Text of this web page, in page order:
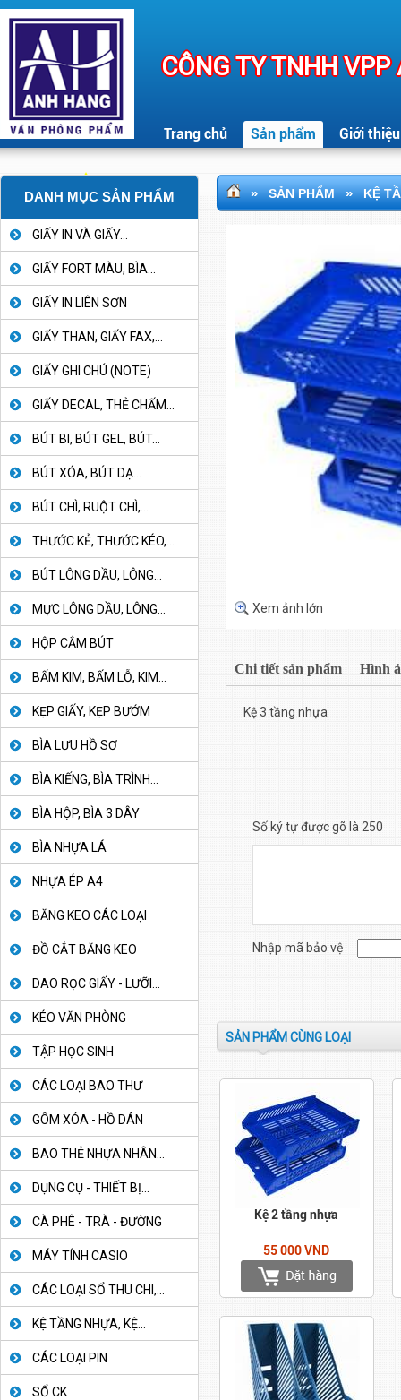
CÔNG TY TNHH
Trang chủ Sản phẩm Giới thiệu
DANH MỤC SẢN PHẨM
GIẤY IN VÀ GIẤY...
GIẤY FORT MÀU, BÌA...
GIẤY IN LIÊN SƠN
GIẤY THAN, GIẤY FAX,...
GIẤY GHI CHÚ (NOTE)
GIẤY DECAL, THẺ CHẤM...
BÚT BI, BÚT GEL, BÚT...
BÚT XÓA, BÚT DẠ...
BÚT CHÌ, RUỘT CHÌ,...
THƯỚC KẺ, THƯỚC KÉO,...
BÚT LÔNG DẦU, LÔNG...
MỰC LÔNG DẦU, LÔNG...
HỘP CẮM BÚT
BẤM KIM, BẤM LỖ, KIM...
KẸP GIẤY, KẸP BƯỚM
BÌA LƯU HỒ SƠ
BÌA KIẾNG, BÌA TRÌNH...
BÌA HỘP, BÌA 3 DÂY
BÌA NHỰA LÁ
NHỰA ÉP A4
BĂNG KEO CÁC LOẠI
ĐỒ CẮT BĂNG KEO
DAO RỌC GIẤY - LƯỠI...
KÉO VĂN PHÒNG
TẬP HỌC SINH
CÁC LOẠI BAO THƯ
GÔM XÓA - HỒ DÁN
BAO THẺ NHỰA NHÂN...
DỤNG CỤ - THIẾT BỊ...
CÀ PHÊ - TRÀ - ĐƯỜNG
MÁY TÍNH CASIO
CÁC LOẠI SỔ THU CHI,...
KỆ TẦNG NHỰA, KỆ...
CÁC LOẠI PIN
SỔ CK
» SẢN PHẨM » KỆ
Xem ảnh lớn
Chi tiết sản phẩm Hình
Kệ 3 tầng nhựa
Số ký tự được gõ là 250
Nhập mã bảo vệ
SẢN PHẨM CÙNG LOẠI
Kệ 2 tầng nhựa
55 000 VND